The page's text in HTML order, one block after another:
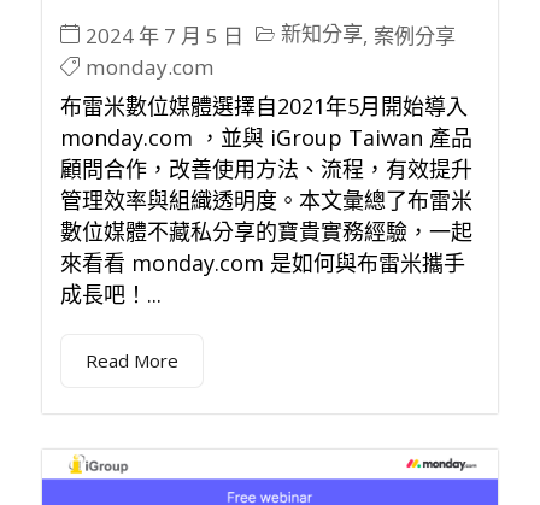
2024 年 7 月 5 日 新知分享, 案例分享
monday.com
布雷米數位媒體選擇自2021年5月開始導入
monday.com ，並與 iGroup Taiwan 產品
顧問合作，改善使用方法、流程，有效提升
管理效率與組織透明度。本文彙總了布雷米
數位媒體不藏私分享的寶貴實務經驗，一起
來看看 monday.com 是如何與布雷米攜手
成長吧！...
Read More